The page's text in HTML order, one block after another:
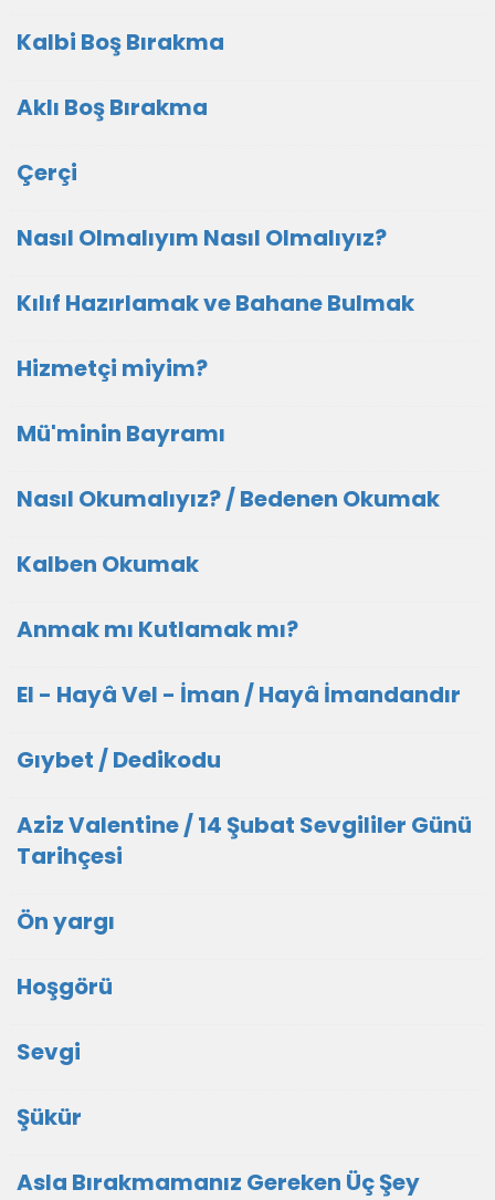
Kalbi Boş Bırakma
Aklı Boş Bırakma
Çerçi
Nasıl Olmalıyım Nasıl Olmalıyız?
Kılıf Hazırlamak ve Bahane Bulmak
Hizmetçi miyim?
Mü'minin Bayramı
Nasıl Okumalıyız? / Bedenen Okumak
Kalben Okumak
Anmak mı Kutlamak mı?
El - Hayâ Vel - İman / Hayâ İmandandır
Gıybet / Dedikodu
Aziz Valentine / 14 Şubat Sevgililer Günü
Tarihçesi
Ön yargı
Hoşgörü
Sevgi
Şükür
Asla Bırakmamanız Gereken Üç Şey